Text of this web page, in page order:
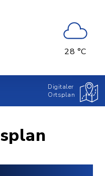
28 °C
Digitaler
Ortsplan